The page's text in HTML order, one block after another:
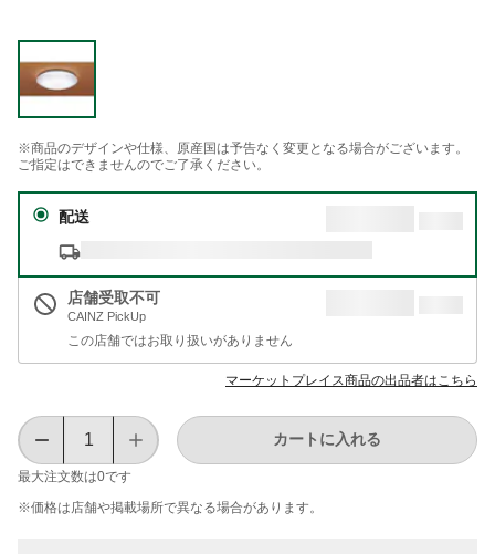
※商品のデザインや仕様、原産国は予告なく変更となる場合がございます。
ご指定はできませんのでご了承ください。
配送
店舗受取不可
CAINZ PickUp
この店舗ではお取り扱いがありません
マーケットプレイス商品の出品者はこちら
最大注文数は0です
カートに入れる
※価格は​店舗や​掲載場所で​異なる​場合が​あります。